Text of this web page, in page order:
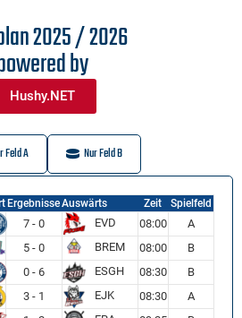
2025 / 2026
by
Hushy.NET
Feld A Nur Feld B
ErgebnisseAuswärts Zeit Spielfeld
7 - 0 EVD 08:00
A
5 - 0 BREM 08:00
B
0 - 6 ESGH 08:30
B
3 - 1 EJK 08:30
A